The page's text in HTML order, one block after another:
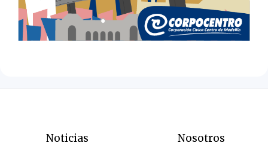
Noticias Nosotros